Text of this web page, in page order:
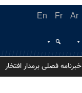
En Fr Ar
خبرنامه فصلی برمدار افتخار